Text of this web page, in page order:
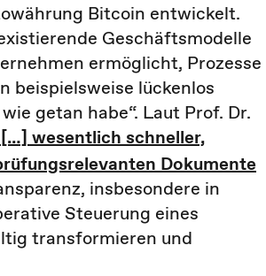
Bitcoin entwickelt.
Geschäftsmodelle
ermöglicht, Prozesse
beispielsweise lückenlos
getan habe“. Laut Prof. Dr.
wesentlich schneller,
Dokumente
insbesondere in
Steuerung eines
transformieren und